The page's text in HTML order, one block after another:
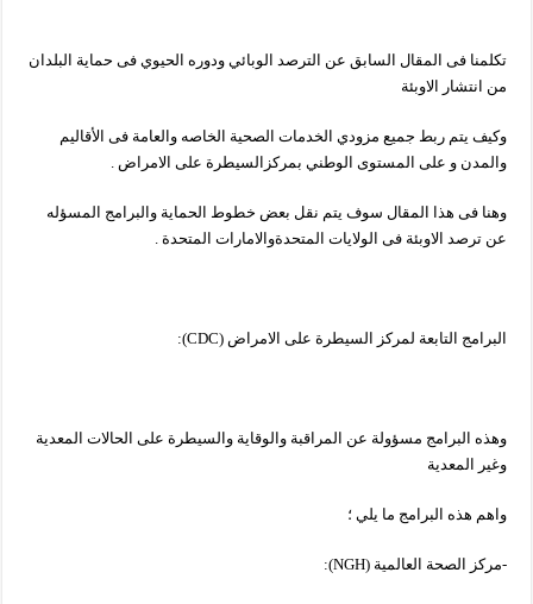
تكلمنا فى المقال السابق عن الترصد الوبائي ودوره الحيوي فى حماية البلدان
من انتشار الاوبئة
وكيف يتم ربط جميع مزودي الخدمات الصحية الخاصه والعامة فى الأقاليم
والمدن و على المستوى الوطني بمركزالسيطرة على الامراض .
وهنا فى هذا المقال سوف يتم نقل بعض خطوط الحماية والبرامج المسؤله
عن ترصد الاوبئة فى الولايات المتحدةوالامارات المتحدة .
البرامج التابعة لمركز السيطرة على الامراض (CDC):
وهذه البرامج مسؤولة عن المراقبة والوقاية والسيطرة على الحالات المعدية
وغير المعدية
واهم هذه البرامج ما يلي ؛
-مركز الصحة العالمية (NGH):